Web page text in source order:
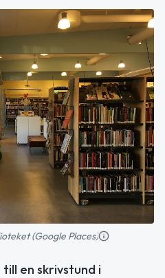
(Google Places)
en skrivstund i